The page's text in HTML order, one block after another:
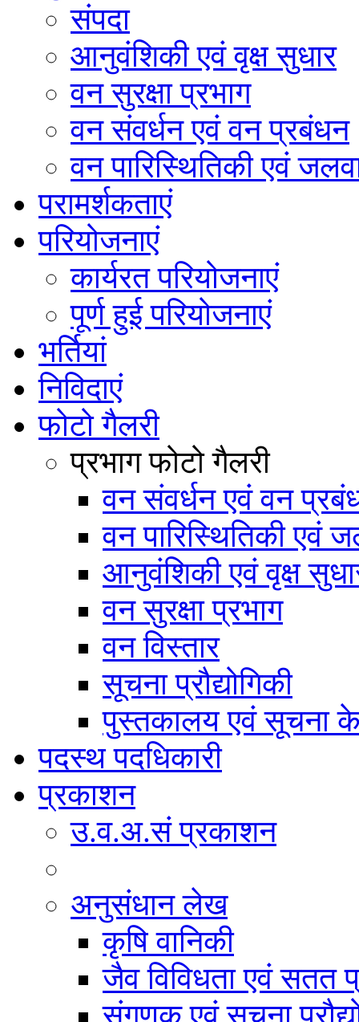
संपदा
आनुवंशिकी एवं वृक्ष सुधार
वन सुरक्षा प्रभाग
वन संवर्धन एवं वन प्रबंधन
वन पारिस्थितिकी एवं
परामर्शकताएं
परियोजनाएं
कार्यरत परियोजनाएं
पूर्ण हुई परियोजनाएं
भर्तियां
निविदाएं
फोटो गैलरी
प्रभाग फोटो गैलरी
वन संवर्धन एवं वन
वन पारिस्थितिकी एवं
आनुवंशिकी एवं वृक्ष
वन सुरक्षा प्रभाग
वन विस्तार
सूचना प्रौद्योगिकी
पुस्तकालय एवं सूचना
पदस्थ पदधिकारी
प्रकाशन
उ.व.अ.सं प्रकाशन
अनुसंधान लेख
कृषि वानिकी
जैव विविधता एवं सतत